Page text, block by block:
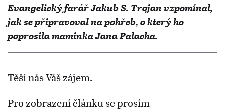
Evangelický farář Jakub S. Trojan vzpomínal,
jak se připravoval na pohřeb, o který ho
poprosila maminka Jana Palacha.
Těší nás Váš zájem.
Pro zobrazení článku se prosím